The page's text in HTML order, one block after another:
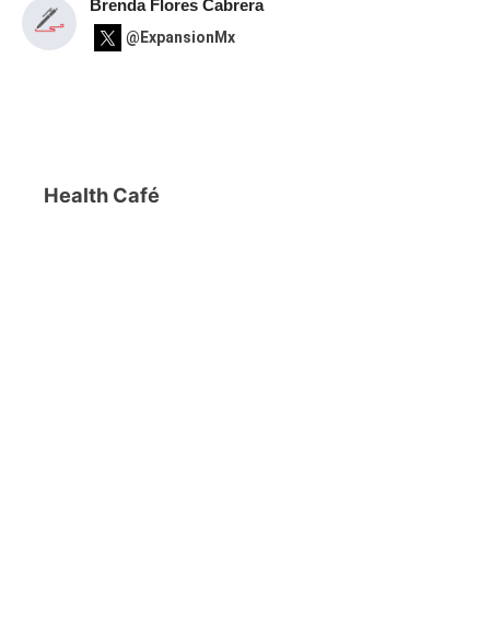
Brenda Flores Cabrera
@ExpansionMx
Health Café